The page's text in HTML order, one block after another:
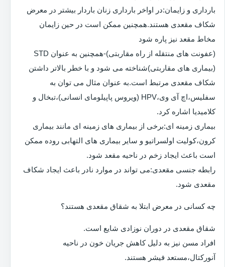
بارداری و زایمان:در اواخر بارداری زنان باردار بیشتر در معرض
شکاف مقعدی هستند.همچنین ممکن است در حین زایمان
مخاط مقعد نیز پاره شود
(عفونت های منتقله از راه مقاربتی)-همچنین به عنوان STD
(بیماری های مقاربتی)شناخته می شود و با خطر بالاتر داشتن
شکاف مقعدی مرتبط است.به عنوان مثال می توان به
سفلیس،اچ آی وی،HPV (ویروس پاپیلومای انسانی)،تبخال و
کلامیدیا اشاره کرد.
بیماری زمینه ای:برخی از بیماری های زمینه ای مانند بیماری
کرون،کولیت اولسراتیو و سایر بیماری های التهابی روده ممکن
است باعث ایجاد زخم در ناحیه مقعد شود.
رابطه جنسی مقعدی:می تواند در موارد نادر باعث ایجاد شکاف
مقعدی شود.
چه کسانی در معرض ابتلا به شقاق مقعدی هستند؟
شقاق مقعدی در دوران نوزادی شایع است.
افراد مسن نیز به دلیل کاهش جریان خون در ناحیه
آنورکتال،مستعد فیشر هستند.